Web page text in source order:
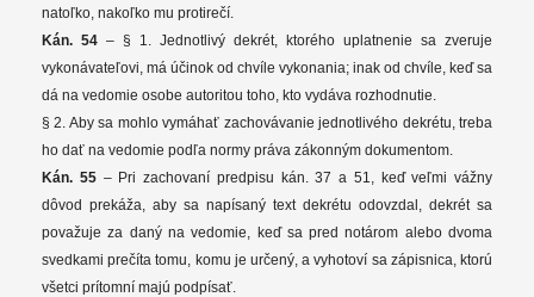
natoľko, nakoľko mu protirečí.
Kán. 54 – § 1. Jednotlivý dekrét, ktorého uplatnenie sa zveruje
vykonávateľovi, má účinok od chvíle vykonania; inak od chvíle, keď sa
dá na vedomie osobe autoritou toho, kto vydáva rozhodnutie.
§ 2. Aby sa mohlo vymáhať zachovávanie jednotlivého dekrétu, treba
ho dať na vedomie podľa normy práva zákonným dokumentom.
Kán. 55– Pri zachovaní predpisu kán. 37 a 51, keď veľmi vážny
dôvod prekáža, aby sa napísaný text dekrétu odovzdal, dekrét sa
považuje za daný na vedomie, keď sa pred notárom alebo dvoma
svedkami prečíta tomu, komu je určený, a vyhotoví sa zápisnica, ktorú
všetci prítomní majú podpísať.